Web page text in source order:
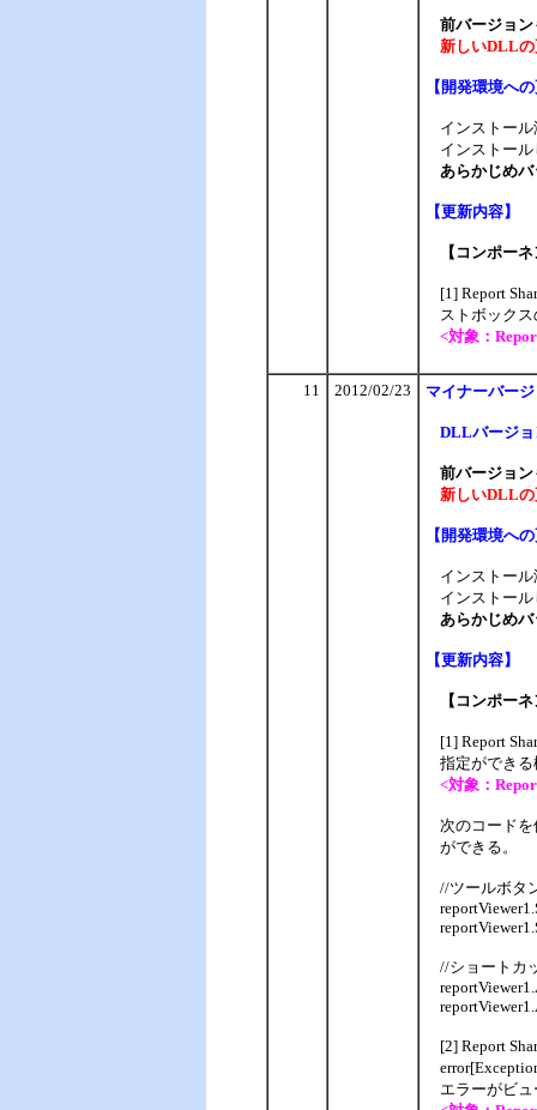
前バージョ
新しいDLLの
【 開発環境へ
インストー
インストー
あらかじめ
【更新内容】
【コンポー
[1] Report
ストボック
<対象：
11 2012/02/23 マイナーバー
DLLバージョ
前バージョ
新しいDLLの
【 開発環境へ
インストー
インストー
あらかじめ
【更新内容】
【コンポー
[1] Report
指定ができ
<対象：
次のコード
ができる。
//ツールボタ
//ショートカ
[2] Report
エラーがビ